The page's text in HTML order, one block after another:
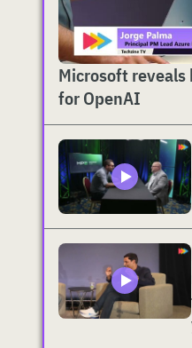
Microsoft
for OpenAI